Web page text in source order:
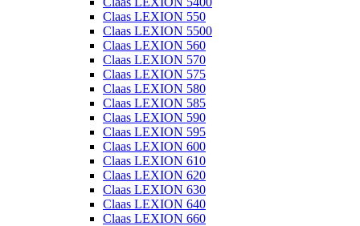
Claas LEXION 550
Claas LEXION 5500
Claas LEXION 560
Claas LEXION 570
Claas LEXION 575
Claas LEXION 580
Claas LEXION 585
Claas LEXION 590
Claas LEXION 595
Claas LEXION 600
Claas LEXION 610
Claas LEXION 620
Claas LEXION 630
Claas LEXION 640
Claas LEXION 660